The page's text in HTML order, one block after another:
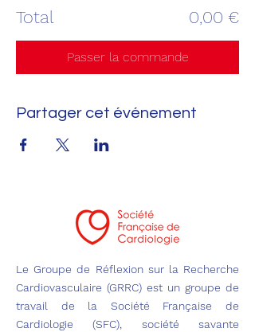
Total 0,00 €
Passer la commande
Partager cet événement
Le Groupe de Réflexion sur la Recherche
Cardiovasculaire (GRRC) est un groupe de
travail de la Société Française de
Cardiologie (SFC), société savante